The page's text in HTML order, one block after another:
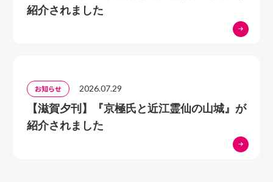
紹介されました
お知らせ 2026.07.29
【滋賀夕刊】『京極氏と近江霊仙の山城』が
紹介されました